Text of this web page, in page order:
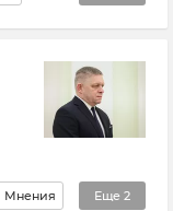
Еще 2
Мнения